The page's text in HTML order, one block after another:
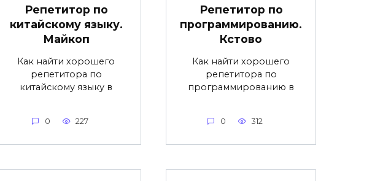
Репетитор по
китайскому языку.
Майкоп
Как найти хорошего
репетитора по
китайскому языку в
0 227
Репетитор по
программированию.
Кстово
Как найти хорошего
репетитора по
программированию в
0 312